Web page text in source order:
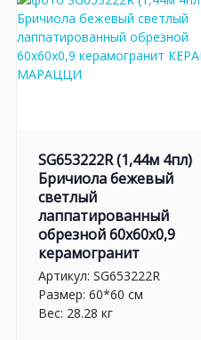
SG653222R (1,44м 4пл)
Бричиола бежевый
светлый
лаппатированный
обрезной 60x60x0,9
керамогранит
Артикул: SG653222R
Размер: 60*60 см
Вес: 28.28 кг